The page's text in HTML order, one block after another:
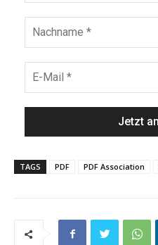
TAGS PDF PDF Association